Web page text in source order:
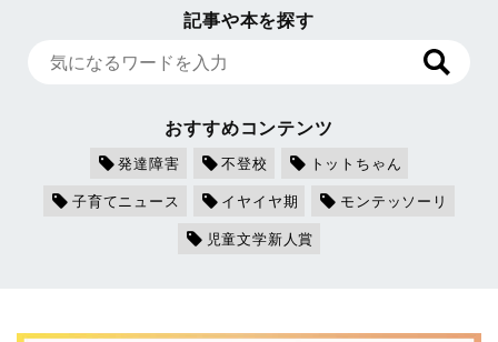
記事や本を探す
おすすめコンテンツ
発達障害 不登校
トットちゃん
子育てニュース
イヤイヤ期
モンテッソーリ
児童文学新人賞